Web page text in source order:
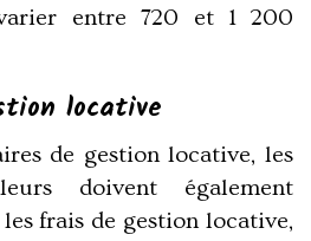
entre 720 et 1 200
locative
de gestion locative, les
doivent également
frais de gestion locative,